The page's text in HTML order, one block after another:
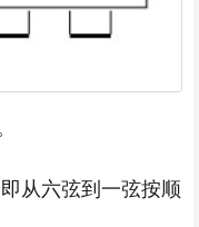
从六弦到一弦按顺